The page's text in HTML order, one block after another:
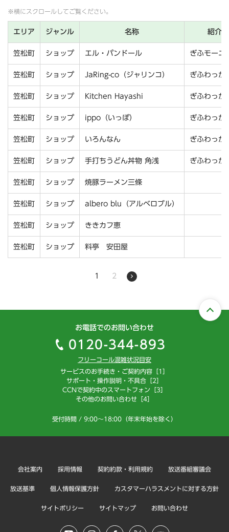
※横にスクロールしてご覧ください。
エリア ジャンル 名称 紹介
笠松町 ショップ エル・パンドール ぎふモーニ
笠松町 ショップ JaRing-co（ジャリンコ） ぎふわっか
笠松町 ショップ Kitchen Hayashi ぎふわっか
笠松町 ショップ ippo（いっぽ） ぎふわっか
笠松町 ショップ いろんなん ぎふわっか
笠松町 ショップ 手打ちうどん丼物 角浅 ぎふわっか
笠松町 ショップ 焼豚ラーメン三條
笠松町 ショップ albero blu（アルベロブル）
笠松町 ショップ ききカフ恵
笠松町 ショップ 料亭 安田屋
1 2
お電話でのお問い合わせ
0120-344-893
フリーコール混雑状況目安
サービスのお手続き・ご契約内容［1］
サポート・操作説明・不具合［2］
CCNで契約中のスマートフォン［3］
その他のお問い合わせ［4］
受付時間 / 9:00～18:00（年末年始を除く）
会社案内 採用情報 契約約款・利用規約 放送番組審議会
放送基準 個人情報保護方針 カスタマーハラスメントに対する方針
サイトポリシー サイトマップ お問い合わせ